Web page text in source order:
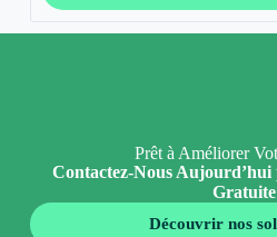
Prêt à Améliorer
Contactez-Nous
Découvrir nos